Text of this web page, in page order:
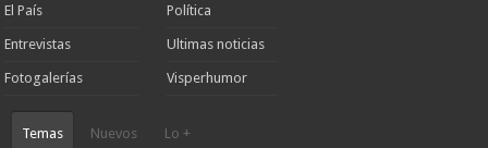
El País
Entrevistas
Fotogalerías
Política
Ultimas noticias
Visperhumor
Temas Nuevos Lo +